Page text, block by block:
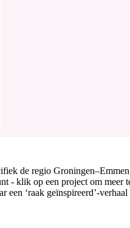
de regio
- klik op een project om meer
‘raak geïnspireerd’-